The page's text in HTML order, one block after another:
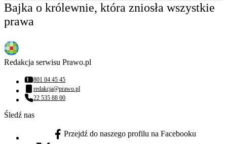
Bajka o królewnie, która zniosła wszystkie
prawa
Redakcja serwisu Prawo.pl
Numer telefonu:
801 04 45 45
Adres email:
redakcja@prawo.pl
Numer telefonu:
22 535 88 00
Śledź nas
facebook - otwiera się w nowej karcie
Przejdź do naszego profilu na Facebooku